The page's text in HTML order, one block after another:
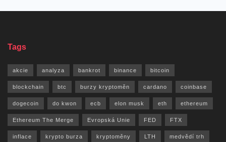
Tags
akcie analyza bankrot binance bitcoin
blockchain btc burzy kryptoměn cardano coinbase
dogecoin do kwon ecb elon musk eth ethereum
Ethereum The Merge Evropská Unie FED FTX
inflace krypto burza kryptoměny LTH medvědí trh